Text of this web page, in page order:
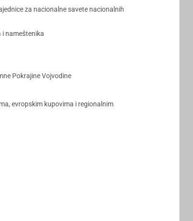
za nacionalne savete nacionalnih
i nameštenika
Pokrajine Vojvodine
evropskim kupovima i regionalnim